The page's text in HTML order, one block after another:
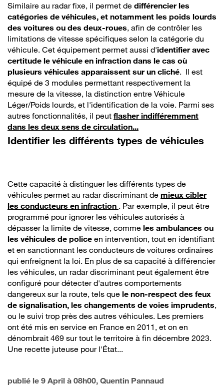
Similaire au radar fixe, il permet de différencier les
catégories de véhicules, et notamment les poids lourds
des voitures ou des deux-roues, afin de contrôler les
limitations de vitesse spécifiques selon la catégorie du
véhicule. Cet équipement permet aussi d'identifier avec
certitude le véhicule en infraction dans le cas où
plusieurs véhicules apparaissent sur un cliché. Il est
équipé de 3 modules permettant respectivement la
mesure de la vitesse, la distinction entre Véhicule
Léger/Poids lourds, et l'identification de la voie. Parmi ses
autres fonctionnalités, il peut flasher indifféremment
dans les deux sens de circulation...
Identifier les différents types de véhicules
Cette capacité à distinguer les différents types de
véhicules permet au radar discriminant de mieux cibler
les conducteurs en infraction . Par exemple, il peut être
programmé pour ignorer les véhicules autorisés à
dépasser la limite de vitesse, comme les ambulances ou
les véhicules de police en intervention, tout en identifiant
et en sanctionnant les conducteurs de voitures ordinaires
qui enfreignent la loi. En plus de sa capacité à différencier
les véhicules, un radar discriminant peut également être
configuré pour détecter d'autres comportements
dangereux sur la route, tels que le non-respect des feux
de signalisation, les changements de voies imprudents,
ou le suivi trop près des autres véhicules. Les premiers
ont été mis en service en France en 2011, et on en
dénombrait 469 sur tout le territoire à fin décembre 2023.
Une recette juteuse pour l'État...
publié le 9 April à 08h00, Quentin Pannaud